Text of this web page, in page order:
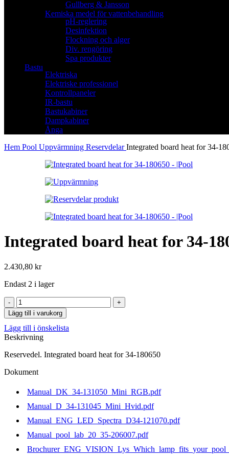
Gullberg & Jansson
Kemiska medel för vattenbehandling
pH-reglering
Desinfektion
Flockning och alger
Div. rengöring
Spa produkter
Bastu
Elektriska
Elektriske professionel
Kontrollpaneler
IR-bastu
Bastukabiner
Dampkabiner
Ånga
Hem Pool Uppvärmning ReservdelarIntegrated board heat for 34-
Integrated board heat for 34-
2.430,80 kr
Endast 2 i lager
Integrated
board
heat
for
34-
mängd
Lägg till i varukorg
Lägg till i önskelista
Beskrivning
Reservedel. Integrated board heat for 34-180650
Dokument
Manual_DK_34-131050_Mini_RGB.pdf
Manual_D_34-131045_Mini_Hvid.pdf
Manual_ENG_LED_Spectra_D34-121070.pdf
Manual_pool_lab_20_35-206007.pdf